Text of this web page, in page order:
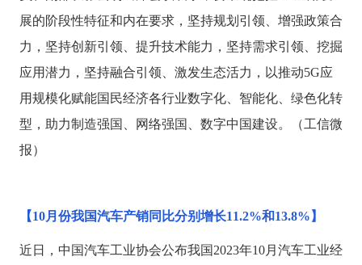
展的阶段性特征和内在要求，坚持规划引领、增强政策合
力，坚持创新引领、提升技术能力，坚持需求引领、挖掘
应用潜力，坚持融合引领、激发生态活力，以推动5G应
用规模化赋能国民经济各行业数字化、智能化、绿色化转
型，助力制造强国、网络强国、数字中国建设。（工信微
报）
【10月份我国汽车产销同比分别增长11.2%和13.8%】
近日，中国汽车工业协会公布我国 2023年10月汽车工业经